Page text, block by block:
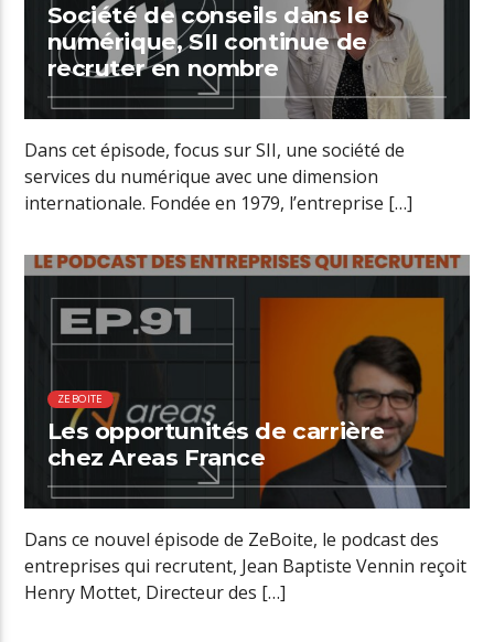
Société de conseils dans le
numérique, SII continue de
recruter en nombre
Dans cet épisode, focus sur SII, une société de
services du numérique avec une dimension
internationale. Fondée en 1979, l’entreprise […]
ZEBOITE
Les opportunités de carrière
chez Areas France
Dans ce nouvel épisode de ZeBoite, le podcast des
entreprises qui recrutent, Jean Baptiste Vennin reçoit
Henry Mottet, Directeur des […]